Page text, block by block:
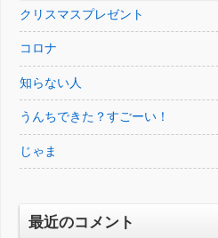
クリスマスプレゼント
コロナ
知らない人
うんちできた？すごーい！
じゃま
最近のコメント